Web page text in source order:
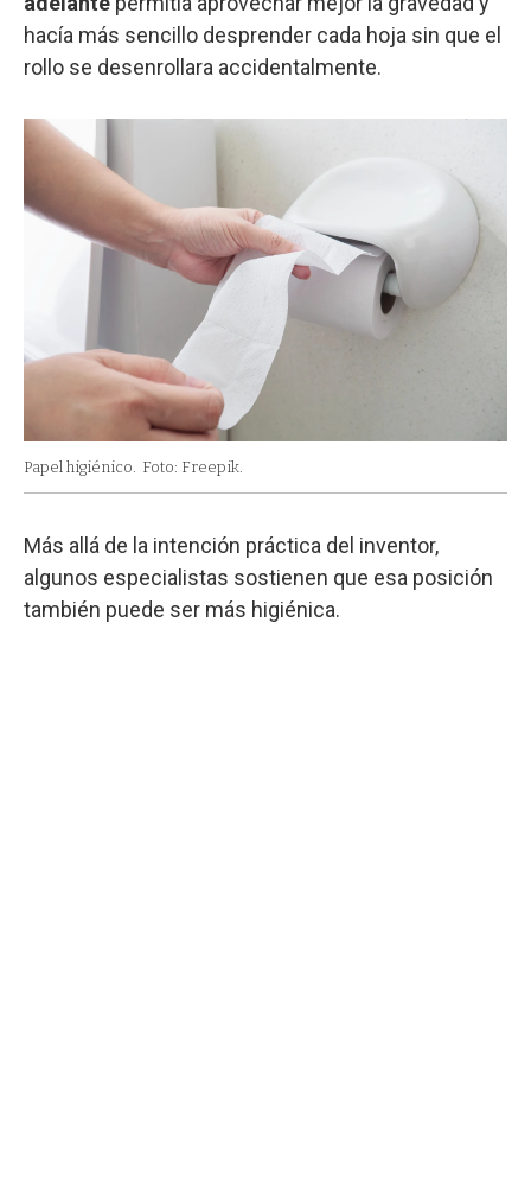
hacía más sencillo desprender cada hoja sin que el
rollo se desenrollara accidentalmente.
Papel higiénico. Foto: Freepik.
Más allá de la intención práctica del inventor,
algunos especialistas sostienen que esa posición
también puede ser más higiénica.